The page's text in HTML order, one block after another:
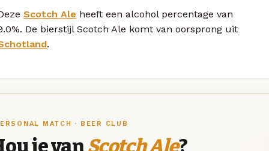
Scotch Ale heeft een alcohol percentage van
De bierstijl Scotch Ale komt van oorsprong uit
.
MATCH · BEER CLUB
je vanScotch Ale?